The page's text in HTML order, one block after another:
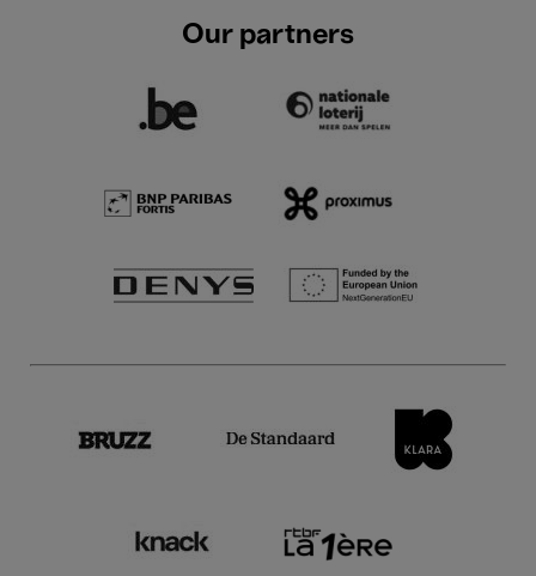
Our partners